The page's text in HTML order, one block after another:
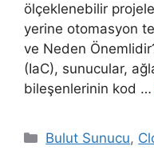
ölçeklenebilir
yerine otomasyon
ve Neden
(IaC), sunucular,
bileşenlerinin kod …
Kategoriler
Bulut Sunucu,